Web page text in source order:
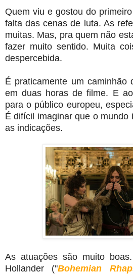
Quem viu e gostou do
falta das cenas de luta. As
muitas. Mas, pra quem não
fazer muito sentido. Muita
despercebida.
É praticamente um caminhão
em duas horas de filme. E
para o público europeu,
É difícil imaginar que o mundo
as indicações.
As atuações são muito
Hollander ("Bohemian